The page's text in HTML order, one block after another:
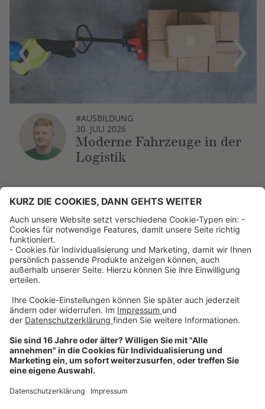
Previous
#AUSBILDUNG
30. JULI 2026
Moderne Fahrzeuge in der
Logistik
Next
Über uns
Dehner Unternehmen
Jobs bei Dehner